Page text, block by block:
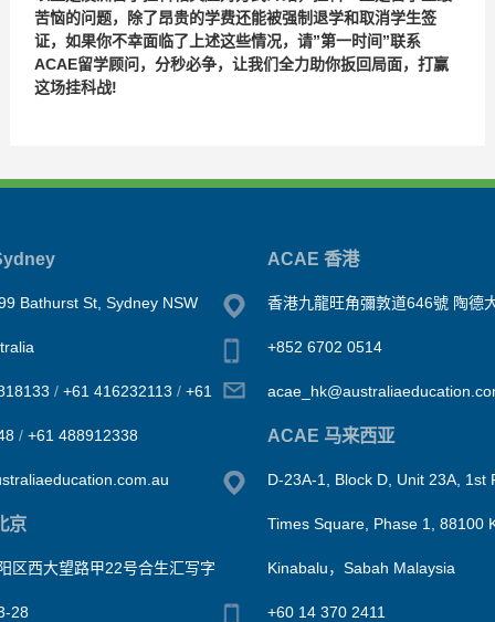
苦恼的问题，除了昂贵的学费还能被强制退学和取消学生签
证，如果你不幸面临了上述这些情况，请”第一时间”联系
ACAE留学顾问，分秒必争，让我们全力助你扳回局面，打赢
这场挂科战!
Bathurst St, Sydney NSW
/ +61 416232113 / +61
/ +61 488912338
京
区西大望路甲22号合生汇写字
28
ACAE 香港
香港九龍旺角彌敦道646號 陶德
+852 6702 0514
ACAE 马来西亚
D-23A-1, Block D, Unit 23A, 1st
Times Square, Phase 1, 88100
Kinabalu，Sabah Malaysia
+60 14 370 2411